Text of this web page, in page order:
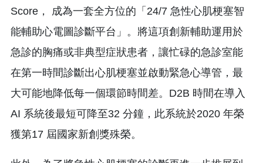
Score， 成為一套全方位的「24/7 急性心肌梗塞智
能輔助心電圖診斷平台」。將這項創新輔助運用於
急診的胸痛或非典型症狀患者，讓忙碌的急診室能
在第一時間診斷出心肌梗塞並啟動緊急心導管，最
大可能地降低每一個環節時間差。D2B 時間在導入
AI 系統後最短可降至32 分鐘，此系統於2020 年榮
獲第17 屆國家新創獎殊榮。